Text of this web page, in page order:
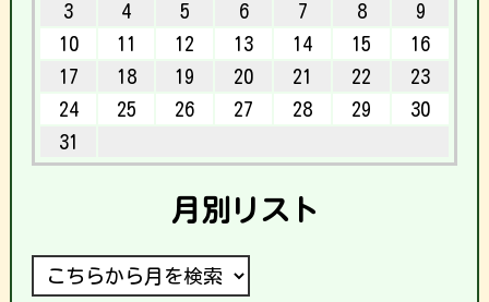
3
4 5 6 7 8
9
10
11 12 13 14 15
16
17
18 19 20 21 22
23
24
25 26 27 28 29
30
31
月別リスト